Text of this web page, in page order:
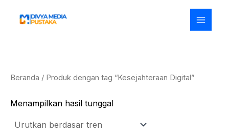
Beranda / Produk dengan tag “Kesejahteraan Digital”
Menampilkan hasil tunggal